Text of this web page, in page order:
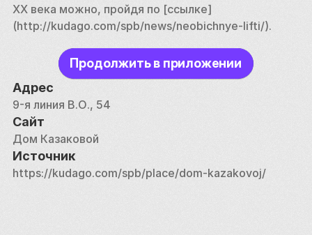
XX века можно, пройдя по [ссылке]
(http://kudago.com/spb/news/neobichnye-lifti/).
Продолжить в приложении
Адрес
9-я линия В.О., 54
Сайт
Дом Казаковой
Источник
https://kudago.com/spb/place/dom-kazakovoj/